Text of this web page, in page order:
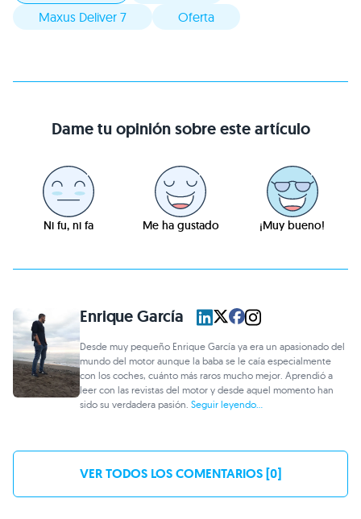
Maxus Deliver 7
Oferta
Dame tu opinión sobre este artículo
Ni fu, ni fa Me ha gustado ¡Muy bueno!
Enrique García
Desde muy pequeño Enrique García ya era un apasionado del
mundo del motor aunque la baba se le caía especialmente
con los coches, cuánto más raros mucho mejor. Aprendió a
leer con las revistas del motor y desde aquel momento han
sido su verdadera pasión.Seguir leyendo...
VER TODOS LOS COMENTARIOS [0]